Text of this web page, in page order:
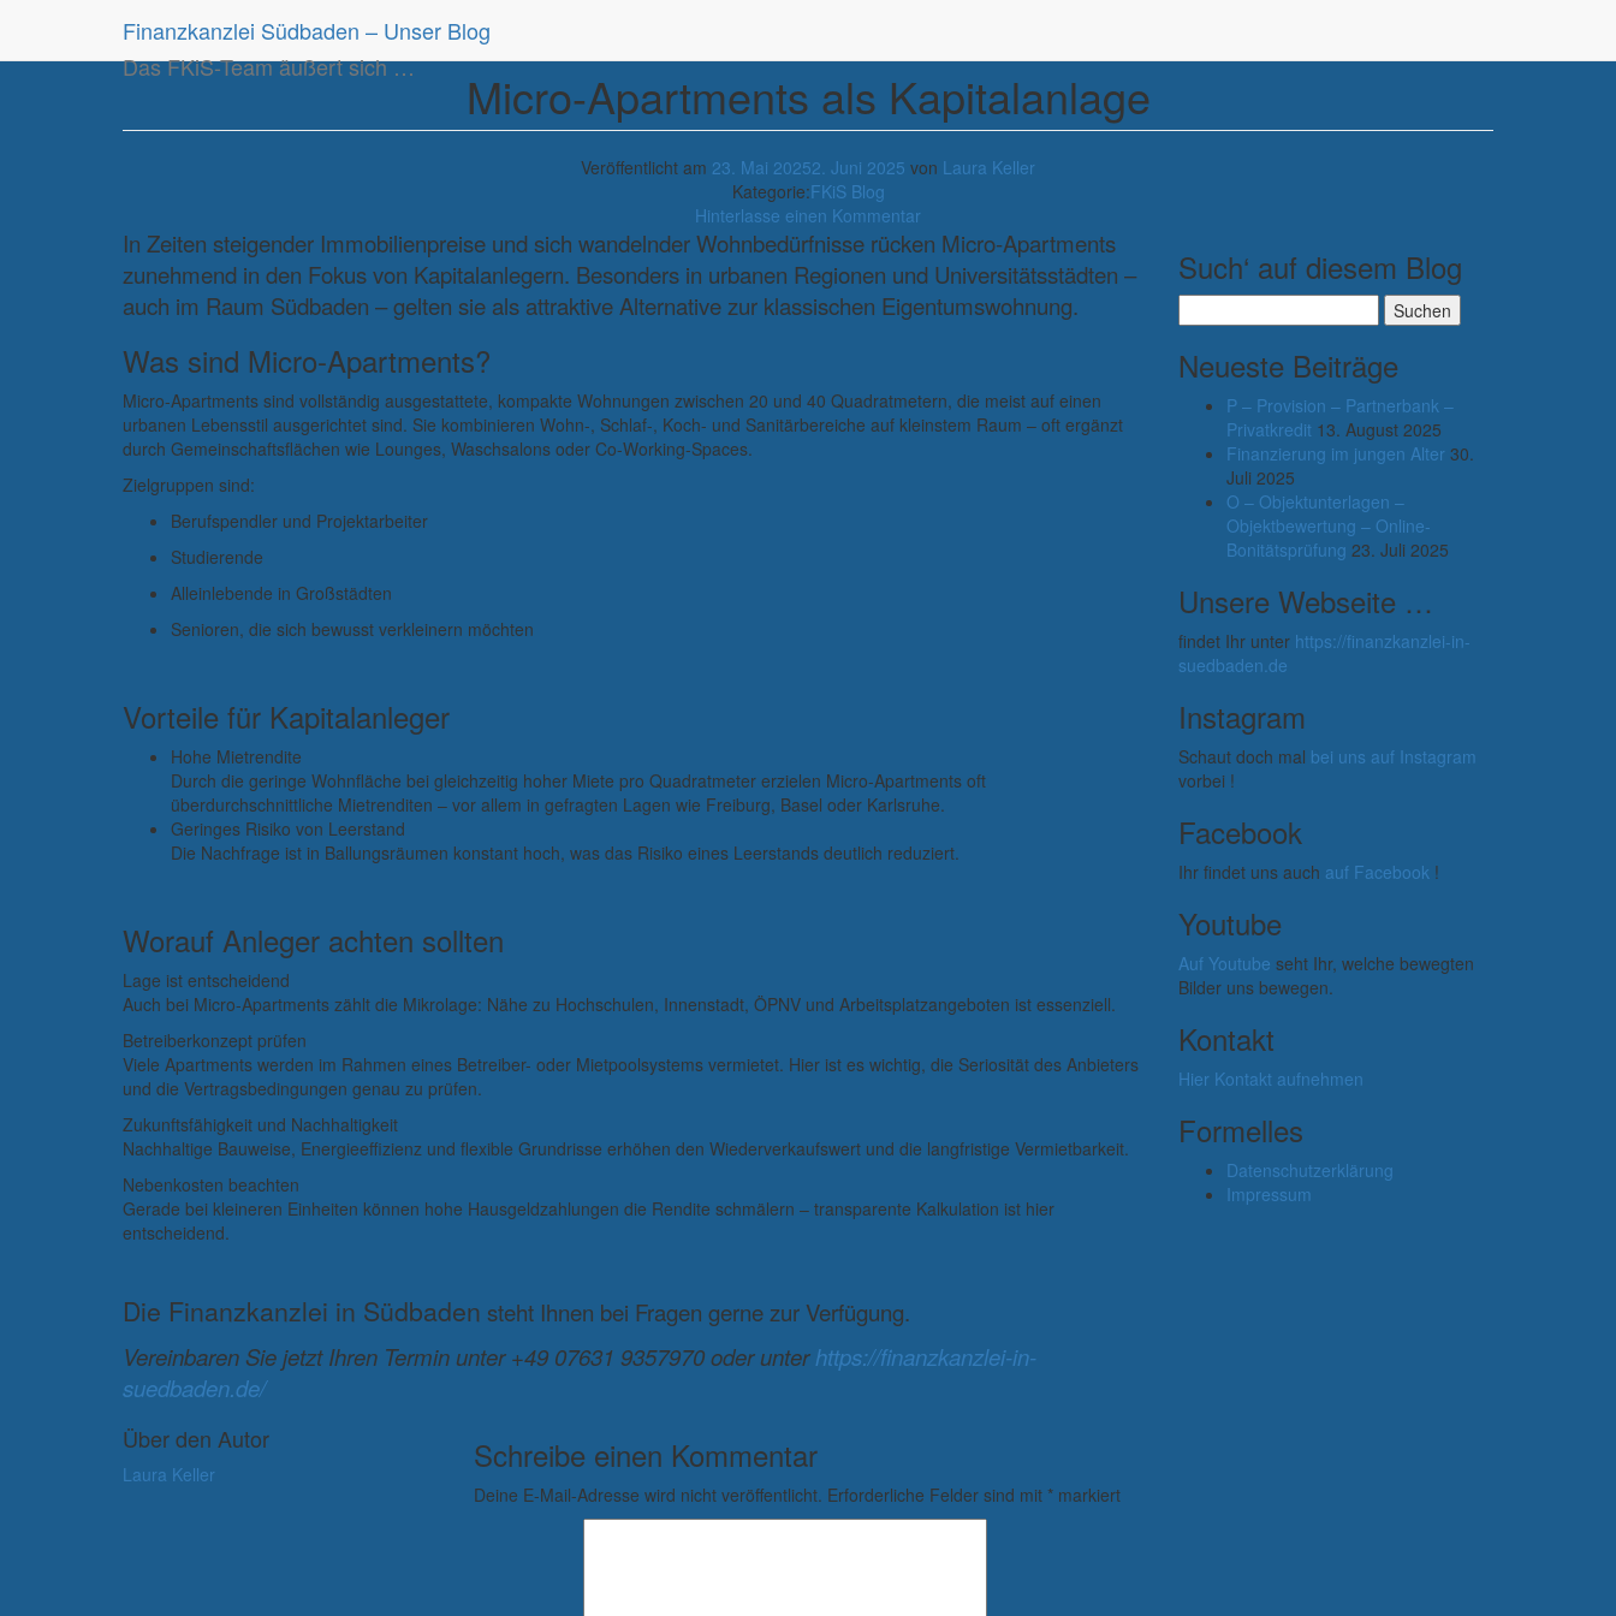
Finanzkanzlei Südbaden – Unser Blog
Das FKiS-Team äußert sich …
Micro-Apartments als Kapitalanlage
Veröffentlicht am 23. Mai 20252. Juni 2025 von Laura Keller
Kategorie:FKiS Blog
Hinterlasse einen Kommentar
In Zeiten steigender Immobilienpreise und sich wandelnder Wohnbedürfnisse rücken Micro-Apartments
zunehmend in den Fokus von Kapitalanlegern. Besonders in urbanen Regionen und Universitätsstädten –
auch im Raum Südbaden – gelten sie als attraktive Alternative zur klassischen Eigentumswohnung.
Was sind Micro-Apartments?
Micro-Apartments sind vollständig ausgestattete, kompakte Wohnungen zwischen 20 und 40 Quadratmetern, die meist auf einen
urbanen Lebensstil ausgerichtet sind. Sie kombinieren Wohn-, Schlaf-, Koch- und Sanitärbereiche auf kleinstem Raum – oft ergänzt
durch Gemeinschaftsflächen wie Lounges, Waschsalons oder Co-Working-Spaces.
Zielgruppen sind:
Berufspendler und Projektarbeiter
Studierende
Alleinlebende in Großstädten
Senioren, die sich bewusst verkleinern möchten
Vorteile für Kapitalanleger
Hohe Mietrendite
Durch die geringe Wohnfläche bei gleichzeitig hoher Miete pro Quadratmeter erzielen Micro-Apartments oft
überdurchschnittliche Mietrenditen – vor allem in gefragten Lagen wie Freiburg, Basel oder Karlsruhe.
Geringes Risiko von Leerstand
Die Nachfrage ist in Ballungsräumen konstant hoch, was das Risiko eines Leerstands deutlich reduziert.
Worauf Anleger achten sollten
Lage ist entscheidend
Auch bei Micro-Apartments zählt die Mikrolage: Nähe zu Hochschulen, Innenstadt, ÖPNV und Arbeitsplatzangeboten ist essenziell.
Betreiberkonzept prüfen
Viele Apartments werden im Rahmen eines Betreiber- oder Mietpoolsystems vermietet. Hier ist es wichtig, die Seriosität des Anbieters
und die Vertragsbedingungen genau zu prüfen.
Zukunftsfähigkeit und Nachhaltigkeit
Nachhaltige Bauweise, Energieeffizienz und flexible Grundrisse erhöhen den Wiederverkaufswert und die langfristige Vermietbarkeit.
Nebenkosten beachten
Gerade bei kleineren Einheiten können hohe Hausgeldzahlungen die Rendite schmälern – transparente Kalkulation ist hier
entscheidend.
Die Finanzkanzlei in Südbaden steht Ihnen bei Fragen gerne zur Verfügung.
Vereinbaren Sie jetzt Ihren Termin unter +49 07631 9357970 oder unterhttps://finanzkanzlei-in-
suedbaden.de/
Über den Autor
Laura Keller Schreibe einen Kommentar
Deine E-Mail-Adresse wird nicht veröffentlicht. Erforderliche Felder sind mit* markiert
Such‘ auf diesem Blog
nach:
Neueste Beiträge
P – Provision – Partnerbank –
Privatkredit 13. August 2025
Finanzierung im jungen Alter 30.
Juli 2025
O – Objektunterlagen –
Objektbewertung – Online-
Bonitätsprüfung 23. Juli 2025
Unsere Webseite …
findet Ihr unter https://finanzkanzlei-in-
suedbaden.de
Instagram
Schaut doch mal bei uns auf Instagram
vorbei !
Facebook
Ihr findet uns auch auf Facebook!
Youtube
Auf Youtube seht Ihr, welche bewegten
Bilder uns bewegen.
Kontakt
Hier Kontakt aufnehmen
Formelles
Datenschutzerklärung
Impressum